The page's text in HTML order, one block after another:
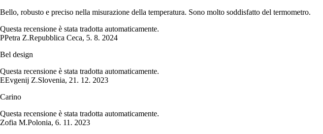
Bello, robusto e preciso nella misurazione della temperatura. Sono molto soddisfatto del termometro.
Questa recensione è stata tradotta automaticamente.
PPetra Z.Repubblica Ceca, 5. 8. 2024
Bel design
Questa recensione è stata tradotta automaticamente.
EEvgenij Z.Slovenia, 21. 12. 2023
Carino
Questa recensione è stata tradotta automaticamente.
Zofia M.Polonia, 6. 11. 2023